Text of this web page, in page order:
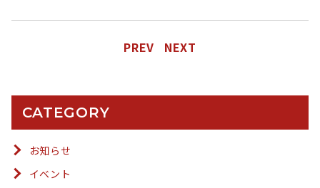
PREV NEXT
CATEGORY
お知らせ
イベント